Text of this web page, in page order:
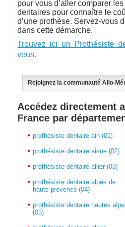
pour vous d’aller comparer
dentaires pour connaître le
d’une prothèse. Servez-vous
dans cette démarche.
Trouvez ici un Prothésiste
vous.
Rejoignez la communauté Allo-
Accédez directement
France par
prothésiste dentaire ain (01)
prothésiste dentaire aisne (02)
prothésiste dentaire allier (03)
prothésiste dentaire alpes de
haute provence (04)
prothésiste dentaire hautes
(05)